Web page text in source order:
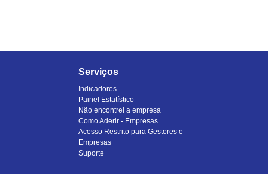
Serviços
Indicadores
Painel Estatístico
Não encontrei a empresa
Como Aderir - Empresas
Acesso Restrito para Gestores e
Empresas
Suporte